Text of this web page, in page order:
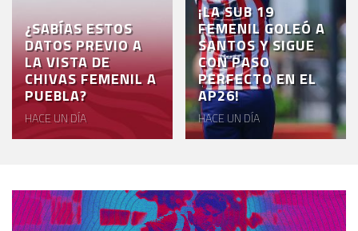
¿SABÍAS ESTOS
DATOS PREVIO A
LA VISTA DE
CHIVAS FEMENIL A
PUEBLA?
HACE UN DÍA
¡LA SUB 19
FEMENIL GOLEÓ A
SANTOS Y SIGUE
CON PASO
PERFECTO EN EL
AP26!
HACE UN DÍA